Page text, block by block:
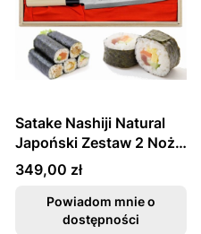
Satake Nashiji Natural
Japoński Zestaw 2 Noży
Santoku 17cm i Sashimi
21cm w Drewnianym Etui
Cena
349,00 zł
Powiadom mnie o
dostępności